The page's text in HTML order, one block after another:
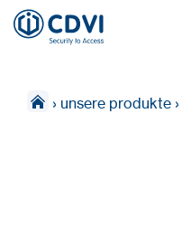
› unsere produkte ›